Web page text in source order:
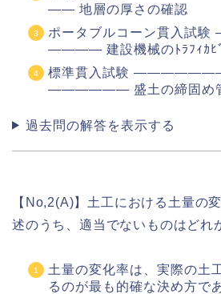
―― 地層の厚さの確認
ポータブルコーン貫入試
―――― 建設機械のﾄﾗﾌｨｶﾋﾞ
標準貫入試験
―――――― 盛土の締固め
過去問の解答を表示する
【No,2(A)】土工における土量の
述のうち、適当でないものはどれ
土量の変化率は、実際の土
るのが最も的確な決め方で